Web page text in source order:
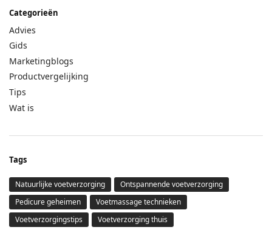
Categorieën
Advies
Gids
Marketingblogs
Productvergelijking
Tips
Wat is
Tags
Natuurlijke voetverzorging
Ontspannende voetverzorging
Pedicure geheimen
Voetmassage technieken
Voetverzorgingstips
Voetverzorging thuis